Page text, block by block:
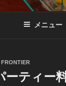
メニュー
FRONTIER
ーティー